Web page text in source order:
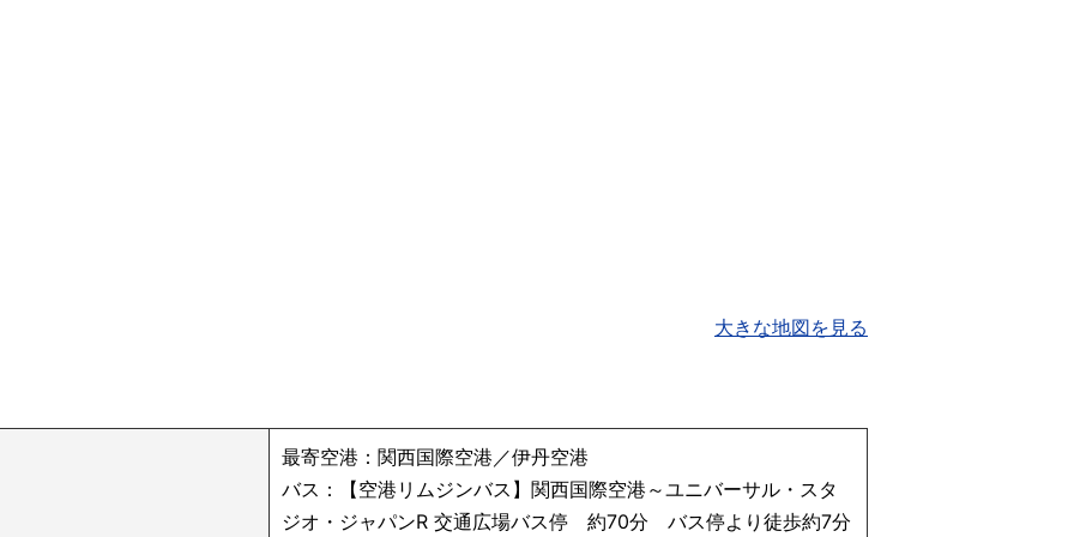
大きな地図を見る
最寄空港：関西国際空港／伊丹空港
バス：【空港リムジンバス】関西国際空港～ユニバーサル・スタ
ジオ・ジャパンR 交通広場バス停 約70分 バス停より徒歩約7分